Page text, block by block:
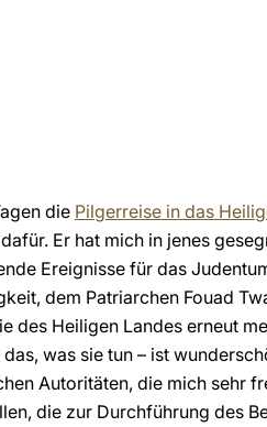
die Pilgerreise in das
Er hat mich in jenes
Ereignisse für das
dem Patriarchen Fouad
des Heiligen Landes erneut
was sie tun – ist
Autoritäten, die mich sehr
die zur Durchführung des